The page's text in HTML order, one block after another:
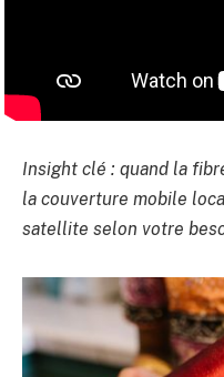
Insight clé : quand la
la couverture mobile
satellite selon votre